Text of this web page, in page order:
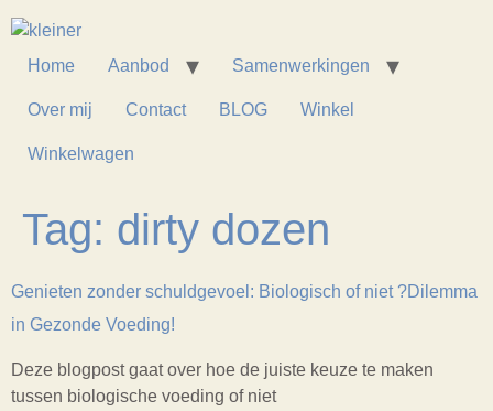
Home Aanbod Samenwerkingen
Over mij Contact BLOG Winkel
Winkelwagen
Tag: dirty dozen
Genieten zonder schuldgevoel: Biologisch of niet ?Dilemma
in Gezonde Voeding!
Deze blogpost gaat over hoe de juiste keuze te maken
tussen biologische voeding of niet